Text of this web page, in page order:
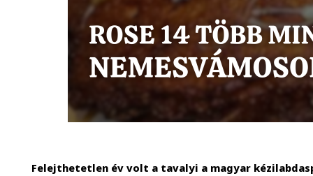
Felejthetetlen év volt a tavalyi a magyar